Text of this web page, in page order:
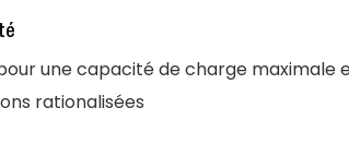
une capacité de charge maximale
rationalisées